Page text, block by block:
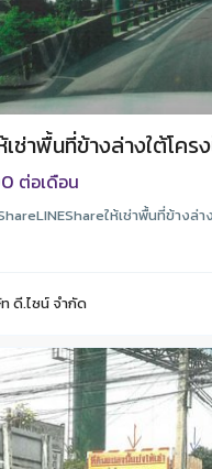
เช่าพื้นที่ข้างล่างใต้โคร
ต่อเดือน
ให้เช่าพื้นที่ข้างล่
ดี.ไซน์ จํากัด